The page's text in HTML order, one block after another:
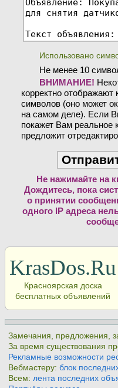
Использовано
Не менее 10
ВНИМАНИЕ!
корректно отображают
символов (оно может
на самом деле). Если
покажет Вам реальное
предложит
Не нажимайте на
Дождитесь, пока
о принятии
одного IP адреса
KrasDos.Ru
Красноярская доска
бесплатных объявлений
Замечания, предложения,
За время существования
Рекламные возможности
Вебмастеру:блок
Всем:лента последних